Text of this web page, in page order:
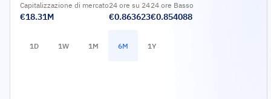
Capitalizzazione di mercato
€18.31M
24 ore su 24
€0.863623
24 ore Basso
€0.854088
1D 1W 1M 6M 1Y